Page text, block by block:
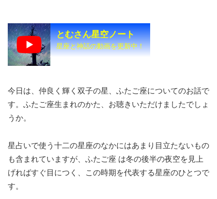
とむさん星空ノート
星座と神話の動画を更新中！
今日は、仲良く輝く双子の星、ふたご座についてのお話で
す。ふたご座生まれのかた、お聴きいただけましたでしょ
うか。
星占いで使う十二の星座のなかにはあまり目立たないもの
も含まれていますが、ふたご座 は冬の後半の夜空を見上
げればすぐ目につく、この時期を代表する星座のひとつで
す。